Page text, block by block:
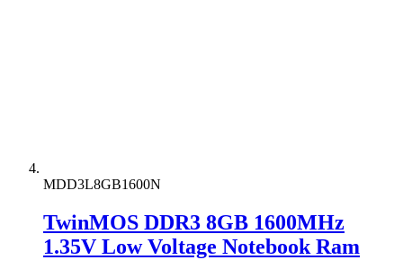
MDD3L8GB1600N
TwinMOS DDR3 8GB 1600MHz
1.35V Low Voltage Notebook Ram